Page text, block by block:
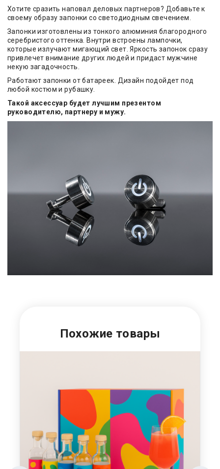
Хотите сразить наповал деловых партнеров? Добавьте к
своему образу запонки со светодиодным свечением.
Запонки изготовлены из тонкого алюминия благородного
серебристого оттенка. Внутри встроены лампочки,
которые излучают мигающий свет. Яркость запонок сразу
привлечет внимание других людей и придаст мужчине
некую загадочность.
Работают запонки от батареек. Дизайн подойдет под
любой костюм и рубашку.
Такой аксессуар будет лучшим презентом
руководителю, партнеру и мужу.
Похожие товары